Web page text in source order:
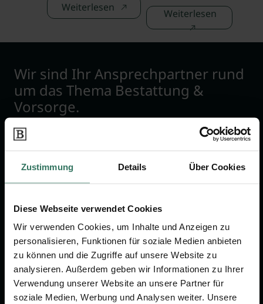
Zustimmung Details Über Cookies
Diese Webseite verwendet Cookies
Wir verwenden Cookies, um Inhalte und Anzeigen zu
personalisieren, Funktionen für soziale Medien anbieten
zu können und die Zugriffe auf unsere Website zu
analysieren. Außerdem geben wir Informationen zu Ihrer
Verwendung unserer Website an unsere Partner für
soziale Medien, Werbung und Analysen weiter. Unsere
Weiterlesen Weiterlesen
Wir sind Ihr Ansprechpartner rund
um das Thema Bestattung &
Vorsorge.
FÜR SIE
Vergleich
Ratgeber
Verzeichnis
Wissenswertes
Über uns
Online-Portal
Kostenlos registrieren